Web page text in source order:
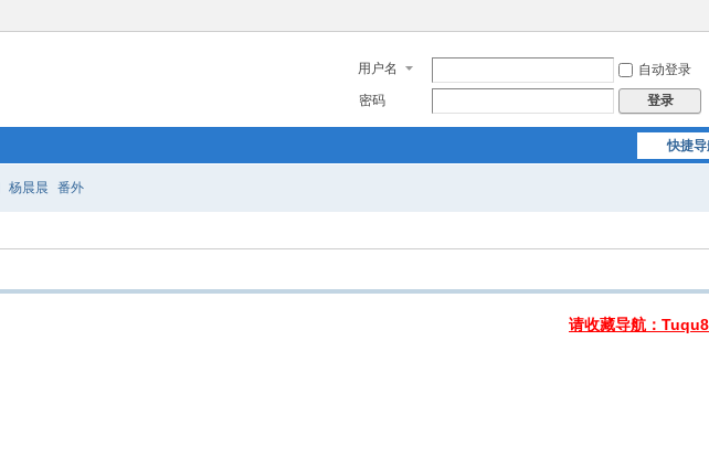
用户名
自动登录
密码
登录
快捷
杨晨晨 番外
请收藏导航：